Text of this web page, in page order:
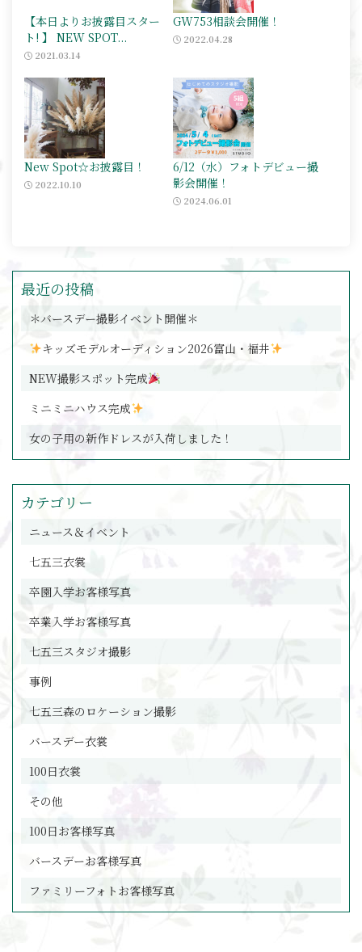
【本日よりお披露目スター
ト! 】 NEW SPOT...
2021.03.14
GW753相談会開催！
2022.04.28
New Spot☆お披露目！
2022.10.10
6/12（水）フォトデビュー撮
影会開催！
2024.06.01
最近の投稿
＊バースデー撮影イベント開催＊
キッズモデルオーディション2026富山・福井
NEW撮影スポット完成
ミニミニハウス完成
女の子用の新作ドレスが入荷しました！
カテゴリー
ニュース＆イベント
七五三衣裳
卒園入学お客様写真
卒業入学お客様写真
七五三スタジオ撮影
事例
七五三森のロケーション撮影
バースデー衣裳
100日衣裳
その他
100日お客様写真
バースデーお客様写真
ファミリーフォトお客様写真